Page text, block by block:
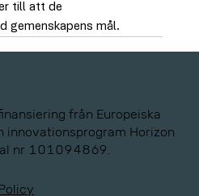
till att de
gemenskapens mål.
från Europeiska
innovationsprogram Horizon
nr 101094869.